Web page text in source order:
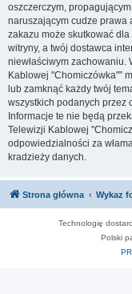
oszczerczym,
naruszającym cudze prawa
zakazu może skutkować
witryny, a twój dostawca
niewłaściwym zachowaniu.
Kablowej "Chomiczówka"”
lub zamknąć każdy twój
wszystkich podanych przez
Informacje te nie będą
Telewizji Kablowej
odpowiedzialności za
kradzieży danych.
Strona główna Wykaz
Technologię
Polski